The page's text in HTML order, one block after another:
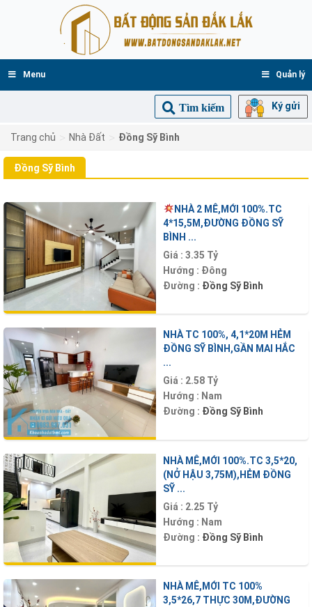
Quản lý
Menu
Ký gửi
Tìm kiếm
Trang chủ Nhà Đất Đồng Sỹ Bình
Đồng Sỹ Bình
NHÀ 2 MÊ,MỚI 100%.TC
4*15,5M,ĐƯỜNG ĐỒNG SỸ
BÌNH ...
Giá : 3.35 Tỷ
Hướng : Đông
Đường : Đồng Sỹ Bình
NHÀ TC 100%, 4,1*20M HẺM
ĐỒNG SỸ BÌNH,GẦN MAI HẮC
...
Giá : 2.58 Tỷ
Hướng : Nam
Đường : Đồng Sỹ Bình
NHÀ MÊ,MỚI 100%.TC 3,5*20,
(NỞ HẬU 3,75M),HẺM ĐỒNG
SỸ ...
Giá : 2.25 Tỷ
Hướng : Nam
Đường : Đồng Sỹ Bình
NHÀ MÊ,MỚI TC 100%
3,5*26,7 THỰC 30M,ĐƯỜNG